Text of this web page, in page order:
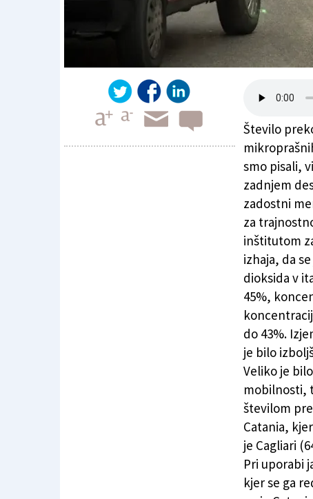
Prekoračitve zračne onesnaženosti so še
Število
smo pisali,
zadnjem
zadostni
za
inštitutom
izhaja, da
dioksida v
45%,
do 43%.
je bilo
Veliko je
mobilnosti,
številom
Catania,
je Cagliari
Pri uporabi
kjer se ga